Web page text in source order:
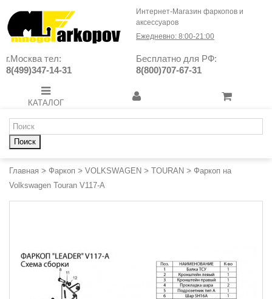
Интернет-Магазин фаркопов и
аксессуаров
Ежедневно: 8:00-21:00
г.Москва тел:
8(499)347-14-31
Бесплатно для РФ:
8(800)707-67-31
КАТАЛОГ
Поиск
Главная > Фаркоп > VOLKSWAGEN > TOURAN > Фаркоп на
Volkswagen Touran V117-A